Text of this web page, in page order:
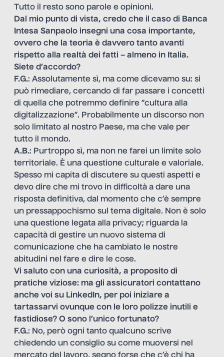
Tutto il resto sono parole e opinioni.
Dal mio punto di vista, credo che il caso di Banca
Intesa Sanpaolo insegni una cosa importante,
ovvero che la teoria è davvero tanto avanti
rispetto alla realtà dei fatti – almeno in Italia.
Siete d’accordo?
F.G.: Assolutamente sì, ma come dicevamo su: si
può rimediare, cercando di far passare i concetti
di quella che potremmo definire “cultura alla
digitalizzazione”. Probabilmente un discorso non
solo limitato al nostro Paese, ma che vale per
tutto il mondo.
A.B.: Purtroppo sì, ma non ne farei un limite solo
territoriale. È una questione culturale e valoriale.
Spesso mi capita di discutere su questi aspetti e
devo dire che mi trovo in difficoltà a dare una
risposta definitiva, dal momento che c’è sempre
un pressappochismo sul tema digitale. Non è solo
una questione legata alla privacy; riguarda la
capacità di gestire un nuovo sistema di
comunicazione che ha cambiato le nostre
abitudini nel fare e dire le cose.
Vi saluto con una curiosità, a proposito di
pratiche viziose: ma gli assicuratori contattano
anche voi su LinkedIn, per poi iniziare a
tartassarvi ovunque con le loro polizze inutili e
fastidiose? O sono l’unico fortunato?
F.G.: No, però ogni tanto qualcuno scrive
chiedendo un consiglio su come muoversi nel
mercato del lavoro, segno forse che c’è chi ha